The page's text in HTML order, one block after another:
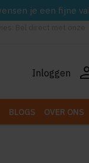
je een fijne
Inloggen
BLOGS OVER ONS